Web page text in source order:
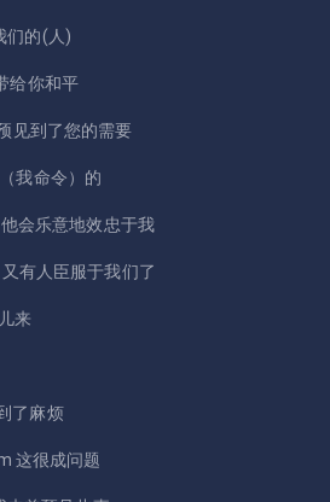
们的(人)
给你和平
见到了您的需要
我命令）的
会乐意地效忠于我
有人臣服于我们了
来
了麻烦
这很成问题